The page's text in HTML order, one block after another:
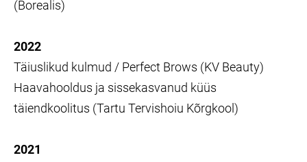
(Borealis)
2022
Täiuslikud kulmud / Perfect Brows (KV Beauty)
Haavahooldus ja sissekasvanud küüs
täiendkoolitus (Tartu Tervishoiu Kõrgkool)
2021